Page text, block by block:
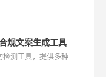
规文案生成工具
测工具，提供多种...